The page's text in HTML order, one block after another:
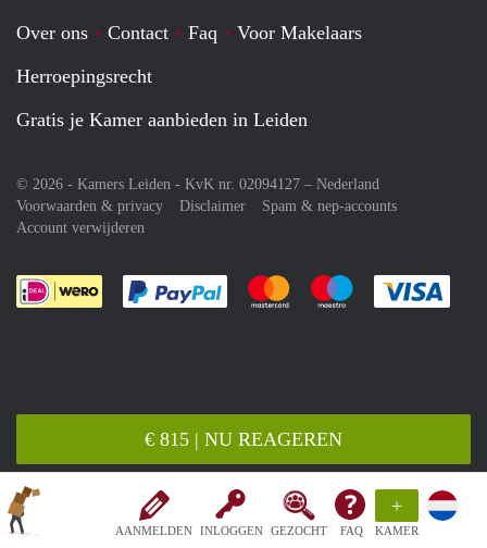
AANMELDEN INLOGGEN GEZOCHT FAQ
+
KAMER
€ 815 | NU REAGEREN
Over ons Contact Faq
Voor Makelaars
Herroepingsrecht
Gratis je Kamer aanbieden in Leiden
© 2026 - Kamers Leiden - KvK nr. 02094127 – Nederland
Voorwaarden & privacy
Disclaimer
Spam & nep-accounts
Account verwijderen
Je rekent gemakkelijk af met Paypal
Je rekent gemakkelijk af met
Je rekent